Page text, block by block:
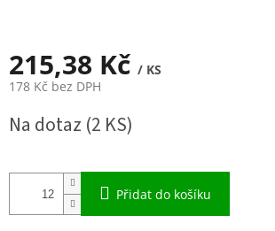
215,38 Kč / KS
178 Kč bez DPH
cena:
Na dotaz (2 KS)
Přidat do košíku